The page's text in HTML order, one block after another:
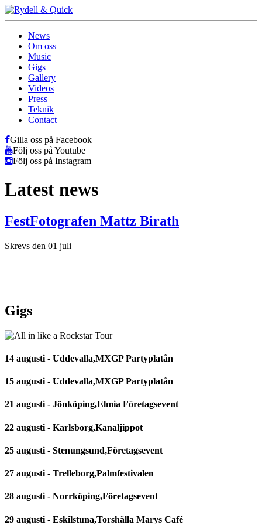
News
Om oss
Music
Gigs
Gallery
Videos
Press
Teknik
Contact
Gilla oss på Facebook
Följ oss på Youtube
Följ oss på Instagram
Latest news
FestFotografen Mattz Birath
Skrevs den 01 juli
Gigs
14 augusti - Uddevalla,MXGP Partyplatån
15 augusti - Uddevalla,MXGP Partyplatån
21 augusti - Jönköping,Elmia Företagsevent
22 augusti - Karlsborg,Kanaljippot
25 augusti - Stenungsund,Företagsevent
27 augusti - Trelleborg,Palmfestivalen
28 augusti - Norrköping,Företagsevent
29 augusti - Eskilstuna,Torshälla Marys Café